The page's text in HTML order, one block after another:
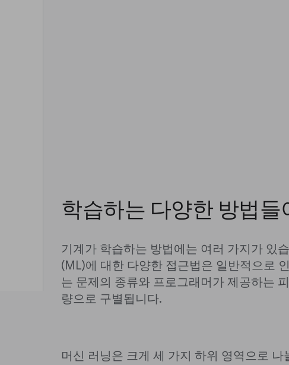
학습하는 다양한 방법들
기계가 학습하는 방법에는 여러 가지가 있
(ML)에 대한 다양한 접근법은 일반적으로
는 문제의 종류와 프로그래머가 제공하는
량으로 구별됩니다.
머신 러닝은 크게 세 가지 하위 영역으로 나